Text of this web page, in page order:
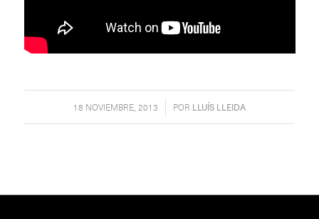
18 NOVIEMBRE, 2013
/ POR LLUÍS LLEIDA